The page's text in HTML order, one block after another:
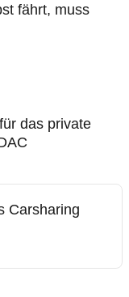
fährt, muss
das private
Carsharing